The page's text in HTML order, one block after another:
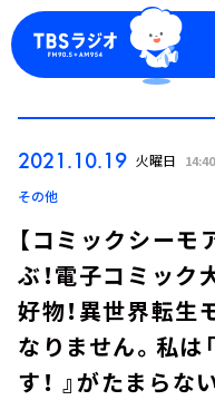
2021.10.19 火曜日 14:40
その他
【コミックシー
ぶ！電子コミック
好物！異世界転生
なりません。私は
す！ 』がたまらない